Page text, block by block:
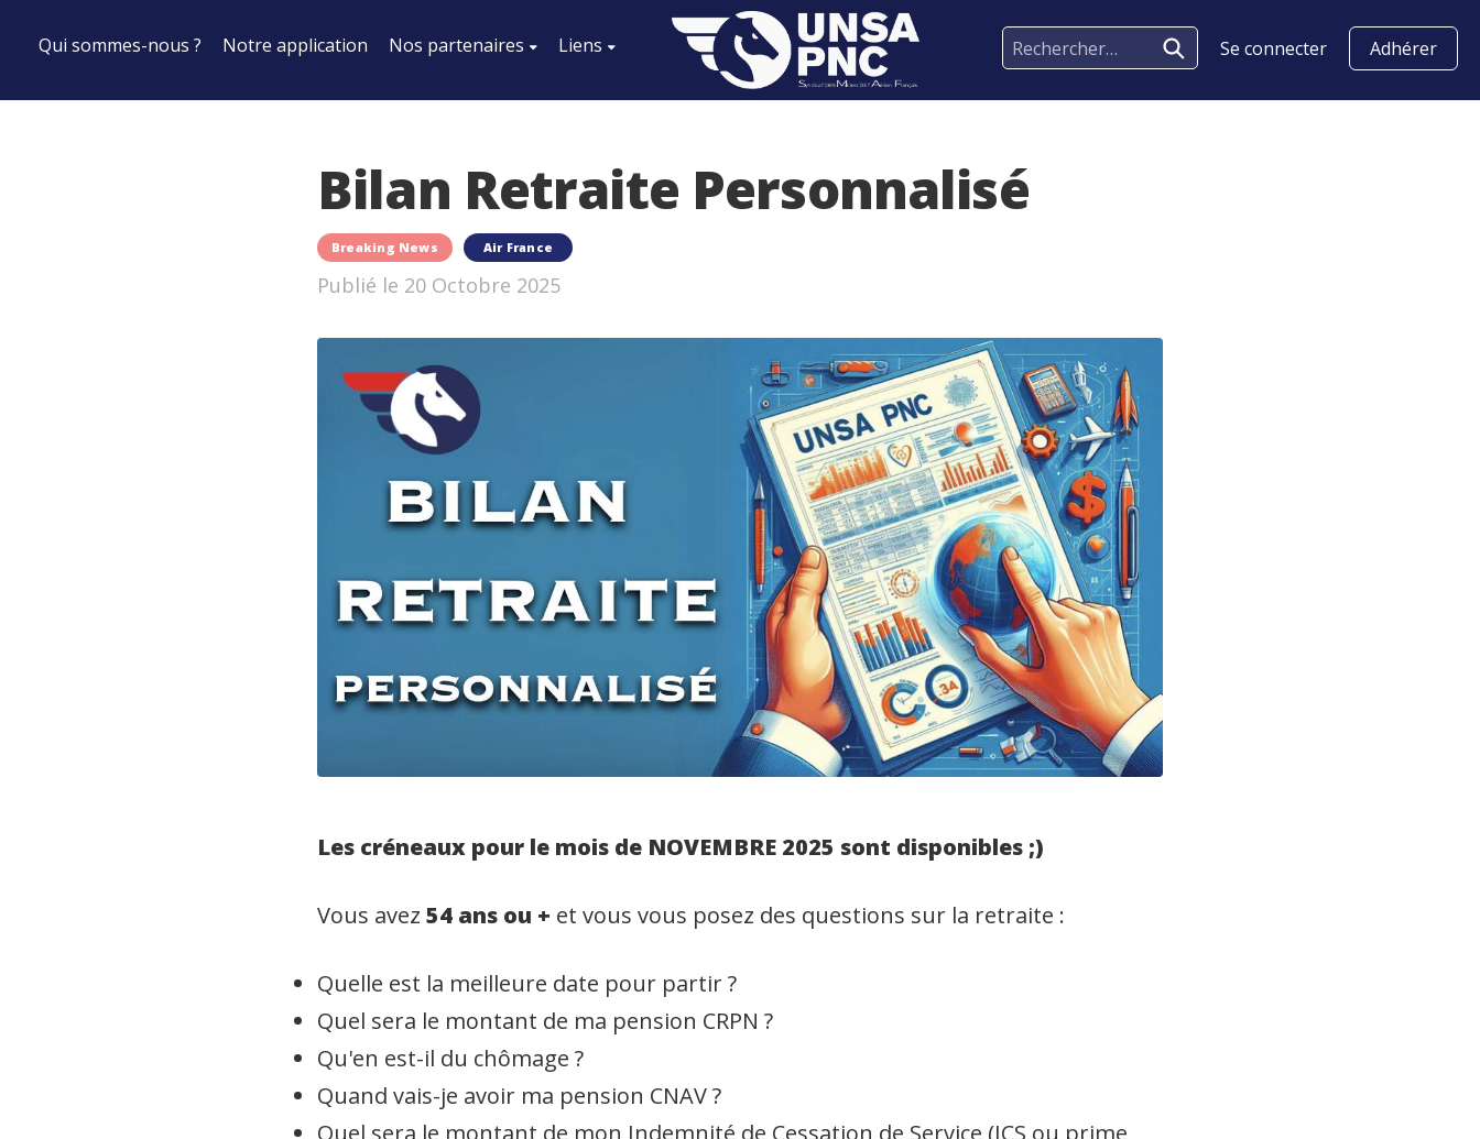
Qui sommes-nous ? Notre application Nos partenaires Liens Se connecter Adhérer
Bilan Retraite Personnalisé
Breaking News Air France
Publié le 20 Octobre 2025
Les créneaux pour le mois de NOVEMBRE 2025 sont disponibles ;)
Vous avez 54 ans ou + et vous vous posez des questions sur la retraite :
Quelle est la meilleure date pour partir ?
Quel sera le montant de ma pension CRPN ?
Qu'en est-il du chômage ?
Quand vais-je avoir ma pension CNAV ?
Quel sera le montant de mon Indemnité de Cessation de Service (ICS ou prime